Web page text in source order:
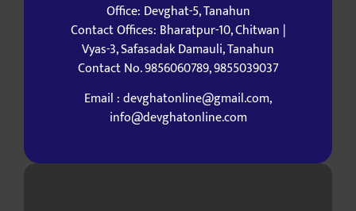
Office: Devghat-5, Tanahun
Contact Offices: Bharatpur-10, Chitwan |
Vyas-3, Safasadak Damauli, Tanahun
Contact No. 9856060789, 9855039037
Email : devghatonline@gmail.com,
info@devghatonline.com